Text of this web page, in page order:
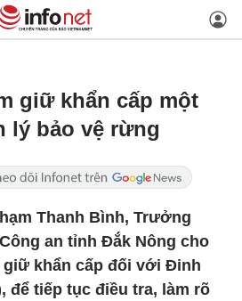
giữ khẩn cấp một
lý bảo vệ rừng
Thanh Bình, Trưởng
an tỉnh Đắk Nông cho
giữ khẩn cấp đối với Đinh
để tiếp tục điều tra, làm rõ